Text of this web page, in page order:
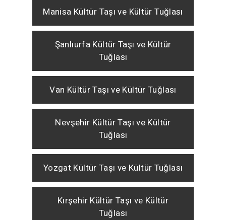
Manisa Kültür Taşı ve Kültür Tuğlası
Şanlıurfa Kültür Taşı ve Kültür
Tuğlası
Van Kültür Taşı ve Kültür Tuğlası
Nevşehir Kültür Taşı ve Kültür
Tuğlası
Yozgat Kültür Taşı ve Kültür Tuğlası
Kırşehir Kültür Taşı ve Kültür
Tuğlası